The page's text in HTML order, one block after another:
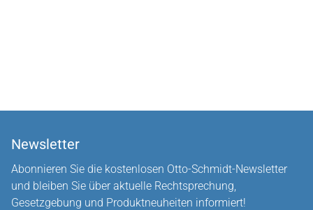
Newsletter
Abonnieren Sie die kostenlosen Otto-Schmidt-Newsletter
und bleiben Sie über aktuelle Rechtsprechung,
Gesetzgebung und Produktneuheiten informiert!